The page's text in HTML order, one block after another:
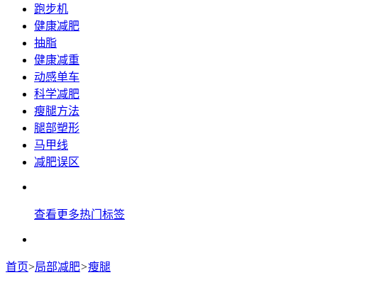
跑步机
健康减肥
抽脂
健康减重
动感单车
科学减肥
瘦腿方法
腿部塑形
马甲线
减肥误区
查看更多热门标签
首页>局部减肥>瘦腿